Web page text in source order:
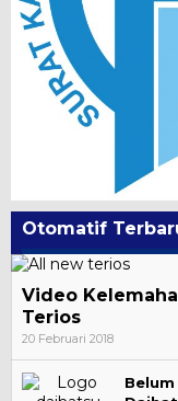
Otomatif
Video
Terios
20 Februari 2018